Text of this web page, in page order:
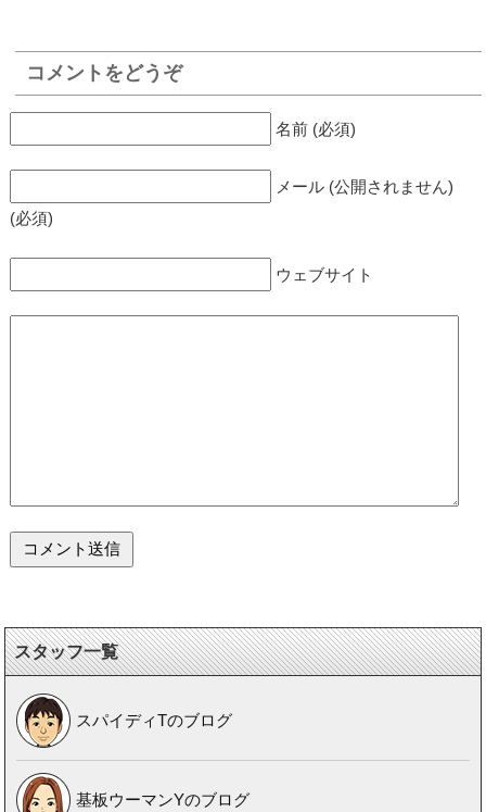
コメントをどうぞ
名前 (必須)
メール (公開されません)
(必須)
ウェブサイト
スタッフ一覧
スパイディTのブログ
基板ウーマンYのブログ